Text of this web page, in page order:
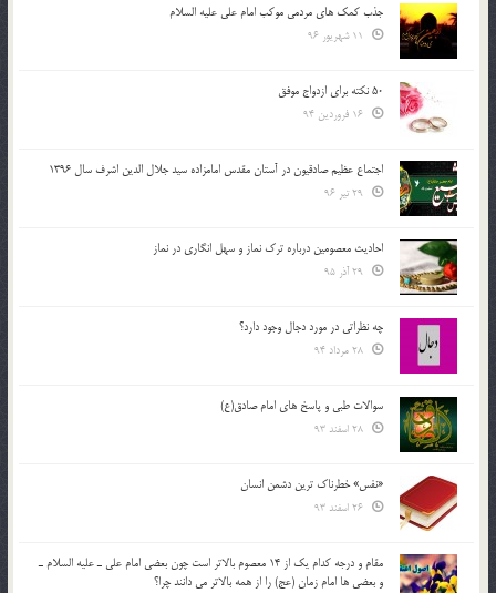
جذب کمک های مردمی موکب امام علی علیه السلام
50 نکته برای ازدواج موفق
اجتماع عظیم صادقیون در آستان مقدس امامزاده سید جلال الدین اشرف سال 1396
احادیث معصومین درباره ترک نماز و سهل انگاری در نماز
چه نظراتی در مورد دجال وجود دارد؟
سوالات طبی و پاسخ های امام صادق(ع)
«نفس» خطرناک ترین دشمن انسان
مقام و درجه كدام يك از 14 معصوم بالاتر است چون بعضي امام علي ـ عليه السلام ـ
و بعضي ها امام زمان (عج) را از همه بالاتر مي دانند چرا؟